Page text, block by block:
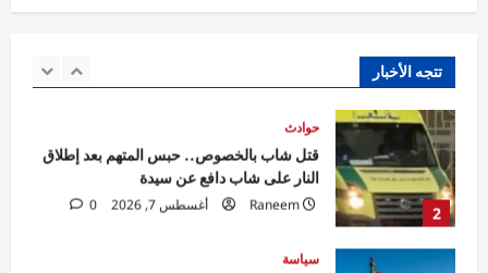
تتجه الأخبار
2
قتل شاب بالخصوص.. حبس المتهم بعد إطلاق
3
سياسة
تحركات برلمانية وحكومية في مصر لمواجهة
تداعيات الزلازل
Rabab khaled
أغسطس 7, 2026
سياسة